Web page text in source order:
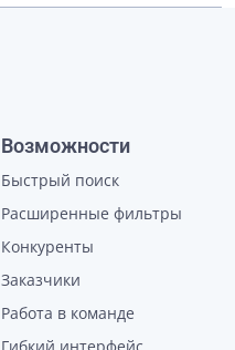
Возможности
Быстрый поиск
Расширенные фильтры
Конкуренты
Заказчики
Работа в команде